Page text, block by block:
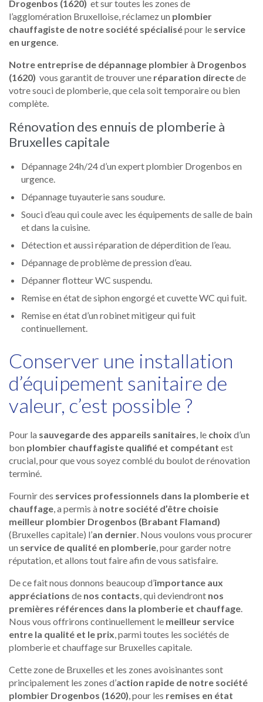
Drogenbos (1620) et sur toutes les zones de
l’agglomération Bruxelloise, réclamez un plombier
chauffagiste de notre société spécialisépour le service
en urgence.
Notre entreprise de dépannage plombier à Drogenbos
(1620) vous garantit de trouver une réparation directede
votre souci de plomberie, que cela soit temporaire ou bien
complète.
Rénovation des ennuis de plomberie à
Bruxelles capitale
Dépannage 24h/24 d’un expert plombier Drogenbos en
urgence.
Dépannage tuyauterie sans soudure.
Souci d’eau qui coule avec les équipements de salle de bain
et dans la cuisine.
Détection et aussi réparation de déperdition de l’eau.
Dépannage de problème de pression d’eau.
Dépanner flotteur WC suspendu.
Remise en état de siphon engorgé et cuvette WC qui fuit.
Remise en état d’un robinet mitigeur qui fuit
continuellement.
Conserver une installation
d’équipement sanitaire de
valeur, c’est possible ?
Pour la sauvegarde des appareils sanitaires, le choix d’un
bon plombier chauffagiste qualifié et compétant est
crucial, pour que vous soyez comblé du boulot de rénovation
terminé.
Fournir des services professionnels dans la plomberie et
chauffage, a permis à notre société d’être choisie
meilleur plombier Drogenbos (Brabant Flamand)
(Bruxelles capitale) l’an dernier. Nous voulons vous procurer
un service de qualité en plomberie, pour garder notre
réputation, et allons tout faire afin de vous satisfaire.
De ce fait nous donnons beaucoup d’importance aux
appréciations de nos contacts, qui deviendront nos
premières références dans la plomberie et chauffage.
Nous vous offrirons continuellement le meilleur service
entre la qualité et le prix, parmi toutes les sociétés de
plomberie et chauffage sur Bruxelles capitale.
Cette zone de Bruxelles et les zones avoisinantes sont
principalement les zones d’action rapide de notre société
plombier Drogenbos (1620), pour les remises en état